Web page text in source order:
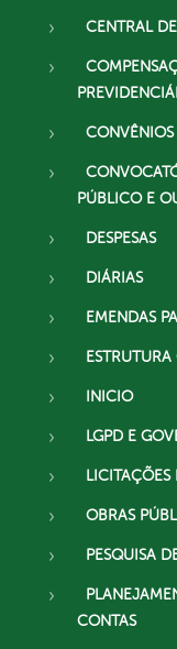
CENTRAL
CONVÊNIOS
PÚBLICO E
DESPESAS
DIÁRIAS
EMENDAS
INICIO
LGPD E
LICITAÇÕES
OBRAS
PESQUISA
CONTAS